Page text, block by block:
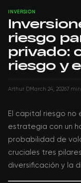
INVERSIÓN
riesgo
privado:
riesgo y
Arthur DMarch 24, 20267
El capital riesgo no
estrategia con un
probabilidad de
cruciales tres
diversificación y la